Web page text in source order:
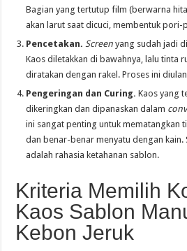
Bagian yang tertutup film (berwarna
akan larut saat dicuci, membentuk pori-
Pencetakan. Screen yang sudah jadi
Kaos diletakkan di bawahnya, lalu tinta
diratakan dengan rakel. Proses ini
Pengeringan dan Curing. Kaos yang
dikeringkan dan dipanaskan dalam
ini sangat penting untuk mematangkan
dan benar-benar menyatu dengan kain.
adalah rahasia ketahanan sablon.
Kriteria Memilih
Kaos Sablon
Kebon Jeruk